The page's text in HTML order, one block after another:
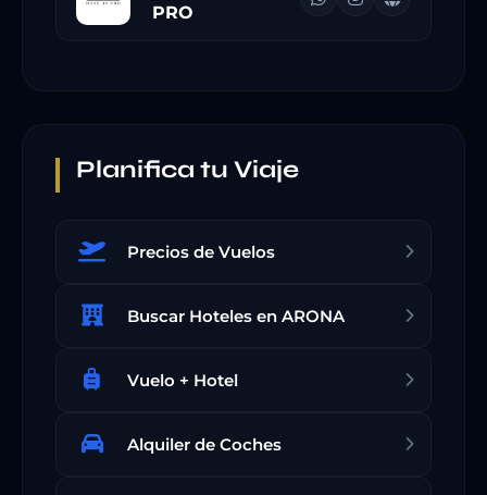
PRO
Planifica tu Viaje
Precios de Vuelos
Buscar Hoteles en ARONA
Vuelo + Hotel
Alquiler de Coches